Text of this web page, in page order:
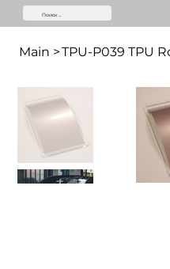
Main >TPU-P039 TPU